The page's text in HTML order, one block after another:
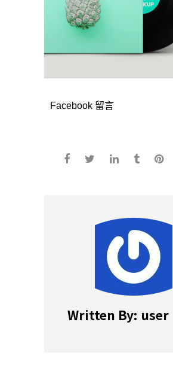
Facebook 留言
Written By: user